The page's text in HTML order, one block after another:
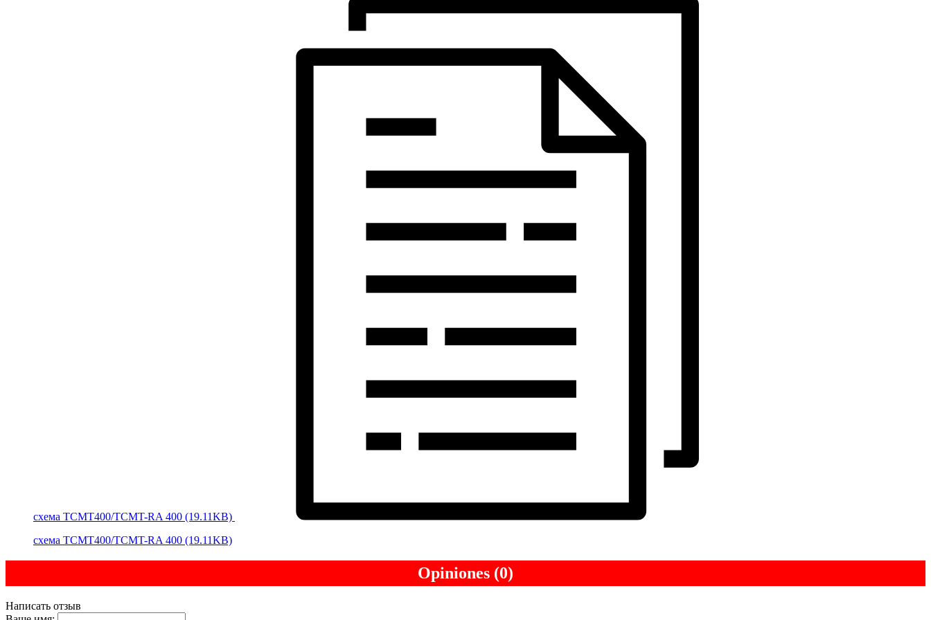
cхема TCMT400/TCMT-RA 400 (19.11KB)
cхема TCMT400/TCMT-RA 400 (19.11KB)
Opiniones (0)
Написать отзыв